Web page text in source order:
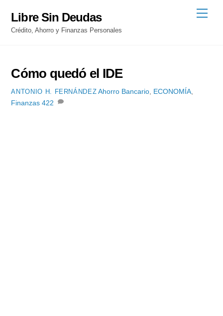
content
Libre Sin Deudas
Crédito, Ahorro y Finanzas Personales
Cómo quedó el IDE
ANTONIO H. FERNÁNDEZ Ahorro Bancario ECONOMÍA
Finanzas 422